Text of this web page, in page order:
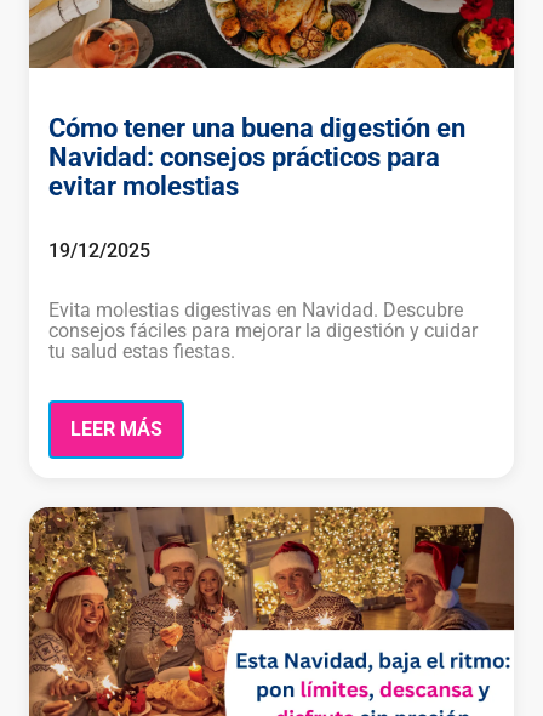
Cómo tener una buena digestión en
Navidad: consejos prácticos para
evitar molestias
19/12/2025
Evita molestias digestivas en Navidad. Descubre
consejos fáciles para mejorar la digestión y cuidar
tu salud estas fiestas.
LEER MÁS